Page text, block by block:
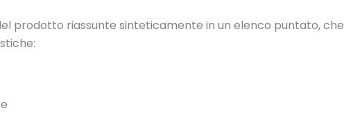
prodotto riassunte sinteticamente in un elenco puntato, che